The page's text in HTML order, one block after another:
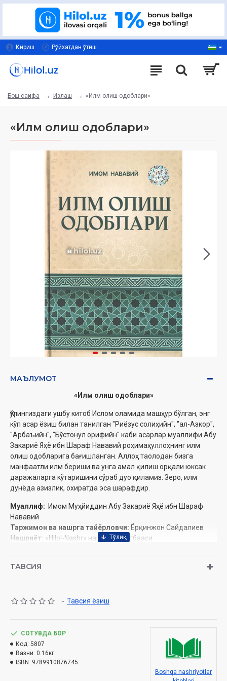
Кириш Рўйхатдан ўтиш
Бош саҳифа Излаш «Илм олиш одоблари»
«Илм олиш одоблари»
МАЪЛУМОТ
«Илм олиш одоблари»
Қўлингиздаги ушбу китоб Ислом оламида машҳур бўлган, энг
кўп асар ёзиш билан танилган "Риёзус солиҳийн", "ал-Азкор",
"Арбаъийн", "Бўстонул орифийн" каби асарлар муаллифи Абу
Закариё Яҳё ибн Шараф Нававий роҳимаҳуллоҳнинг илм
олиш одобларига бағишланган. Аллоҳ таолодан бизга
манфаатли илм бериши ва унга амал қилиш орқали юксак
даражаларга кўтаришини сўраб дуо қиламиз. Зеро, илм
дунёда азизлик, охиратда эса шарафдир.
Муаллиф: Имом Муҳйиддин Абу Закариё Яҳё ибн Шараф
Нававий
Таржимон ва нашрга тайёрловчи: Ёрқинжон Сайдалиев
Нашриёт: «Hilol-Nashr» нашриёт-матбааси
Хажми:112 бет
2025-йил 11 апрелдаги № 03-07/2306-сонли хулосаси
ТАВСИЯ
- Тавсия ёзиш
СОТУВДА БОР
Код: 5807
Вазни: 0.16кг
ISBN: 9789910876745
Boshqa nashriyotlar